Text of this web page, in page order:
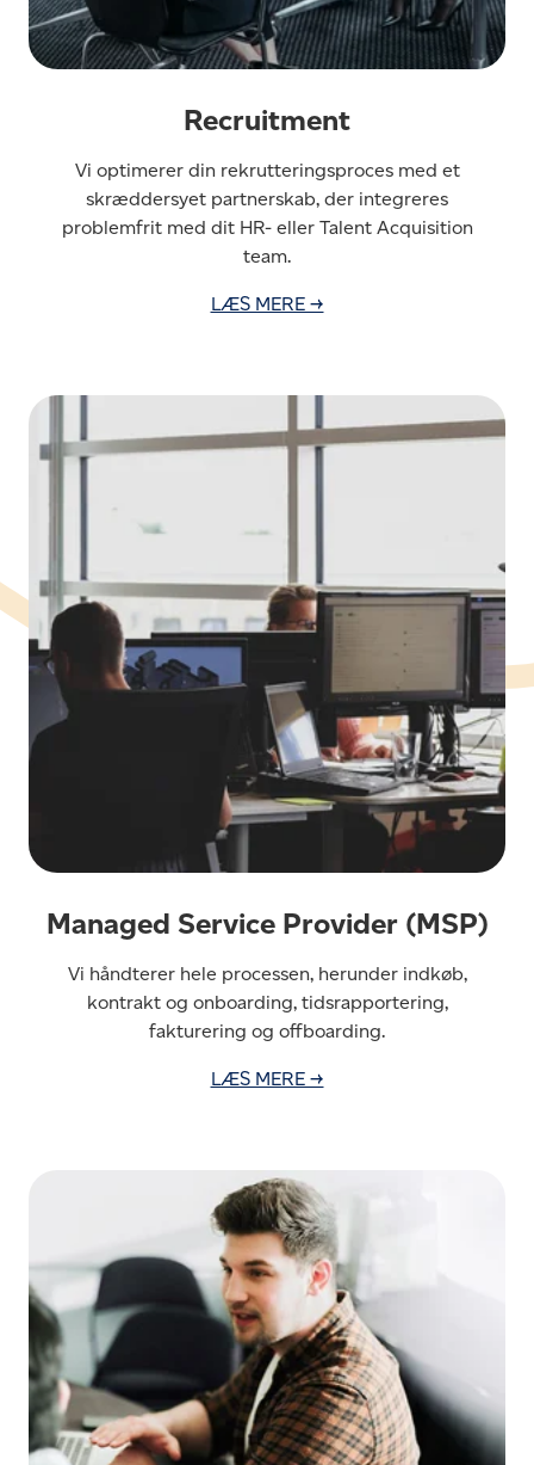
Recruitment
Vi optimerer din rekrutteringsproces med et
skræddersyet partnerskab, der integreres
problemfrit med dit HR- eller Talent Acquisition
team.
LÆS MERE →
Managed Service Provider (MSP)
Vi håndterer hele processen, herunder indkøb,
kontrakt og onboarding, tidsrapportering,
fakturering og offboarding.
LÆS MERE →